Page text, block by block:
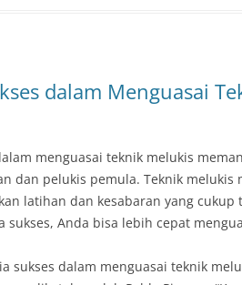
dalam Menguasai
menguasai teknik melukis
dan pelukis pemula. Teknik
latihan dan kesabaran yang
sukses, Anda bisa lebih cepat
sukses dalam menguasai teknik